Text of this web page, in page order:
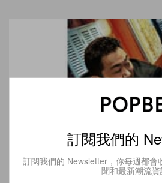
訂閱我們的
訂閱我們的 Newsletter，你每週都會
聞和最新潮流資